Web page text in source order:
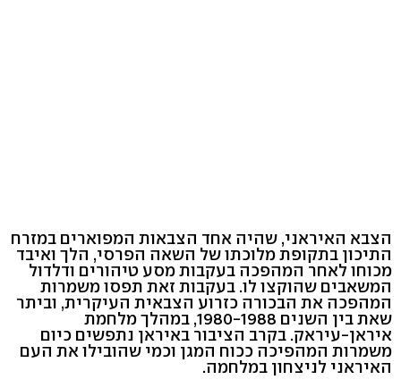
הצבא האיראני, שהיה אחד הצבאות המפוארים במזרח
התיכון בתקופת מלוכתו של השאה הפרסי, הלך ואיבד
מכוחו לאחר המהפכה בעקבות מסע טיהורים ודלדול
המשאבים שהוקצו לו. בעקבות זאת תפסו משמרות
המהפכה את הבכורה כזרוע הצבאית העיקרית, וביתר
שאת בין השנים 1980-1988, במהלך מלחמת
איראן-עיראק. בקרב הציבור באיראן נתפשים כיום
משמרות המהפיכה ככוח המגן וכמי שהובילו את העם
האיראני לניצחון במלחמה.